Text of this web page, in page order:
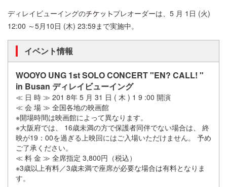
ディレイビューイングの
プレオーダーは、5 月 1日 (火)
12:00 ～5月10日 (木) 23:59まで実施中。
イベント情報
WOOYO UNG 1st SOLO CONCERT "EN? CALL! "
in Busan ディレイビューイング
≪ 日 時 ≫ 201 8年 5 月 31 日 ( 木 ) 1 9 :00 開演
≪ 会 場 ≫ 全国各地の映画館
※開場時間は映画館によって異なります。
※大阪府では、 16歳未満の方で保護者同伴でない場合は、 終
映が19：00を過ぎる上映回にはご入場いただけません。 予め
ご了承ください。
≪ 料 金 ≫ 全席指定 3,800円（税込）
※3歳以上有料／3歳未満で座席が必要な場合は有料となりま
す。